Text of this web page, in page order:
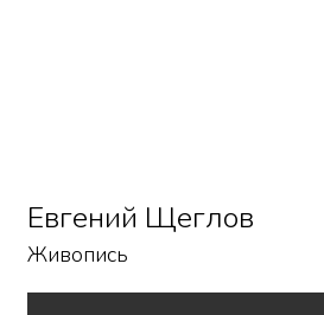
Евгений Щеглов
Живопись